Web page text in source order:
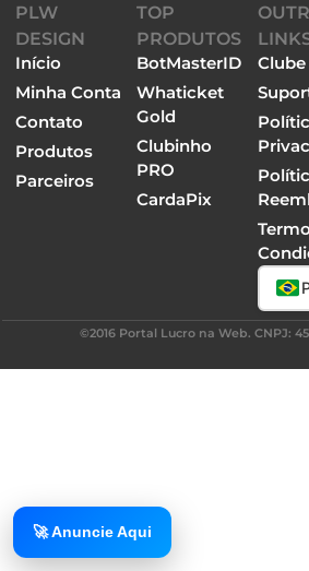
PLW
DESIGN
Início
Minha Conta
Contato
Produtos
Parceiros
TOP
PRODUTOS
BotMasterID
Whaticket
Gold
Clubinho
PRO
CardaPix
©2016 Portal Lucro na Web. CNPJ:
🚀 Anuncie Aqui